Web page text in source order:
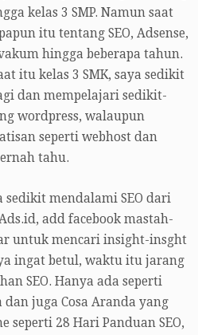
kelas 3 SMP. Namun saat
itu tentang SEO, Adsense,
hingga beberapa tahun.
itu kelas 3 SMK, saya sedikit
dan mempelajari sedikit-
wordpress, walaupun
seperti webhost dan
tahu.
sedikit mendalami SEO dari
add facebook mastah-
untuk mencari insight-insght
ingat betul, waktu itu jarang
SEO. Hanya ada seperti
juga Cosa Aranda yang
seperti 28 Hari Panduan SEO,